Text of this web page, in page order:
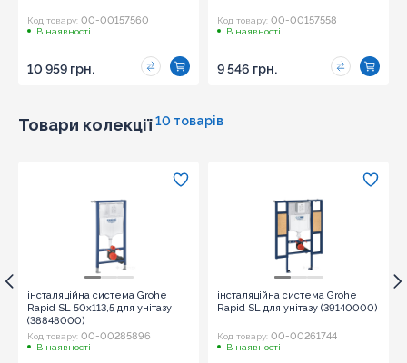
Код товару: 00-00157560
В наявності
10 959 грн.
Код товару: 00-00157558
В наявності
9 546 грн.
Товари колекції 10 товарів
інсталяційна система Grohe
Rapid SL 50x113,5 для унітазу
(38848000)
Код товару: 00-00285896
В наявності
інсталяційна система Grohe
Rapid SL для унітазу (39140000)
Код товару: 00-00261744
В наявності